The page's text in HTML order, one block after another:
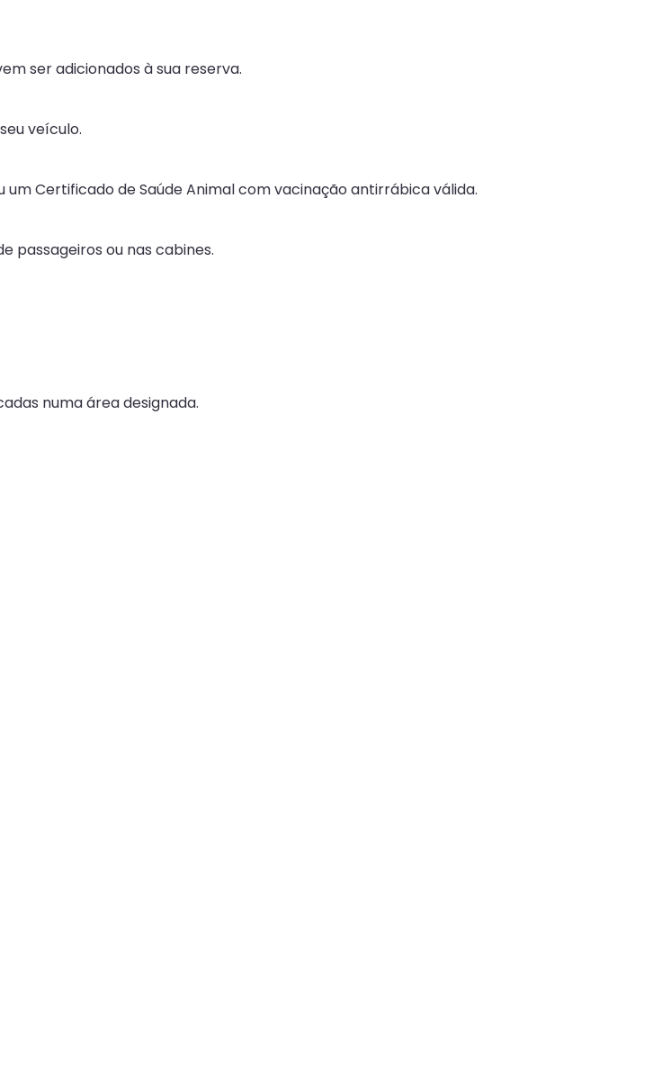
ser adicionados à sua reserva.
veículo.
Certificado de Saúde Animal com vacinação antirrábica válida.
passageiros ou nas cabines.
numa área designada.